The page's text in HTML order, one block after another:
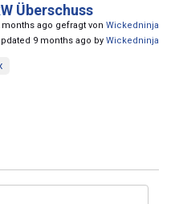
Überschuss
months ago gefragt von Wickedninja
9 months ago by Wickedninja